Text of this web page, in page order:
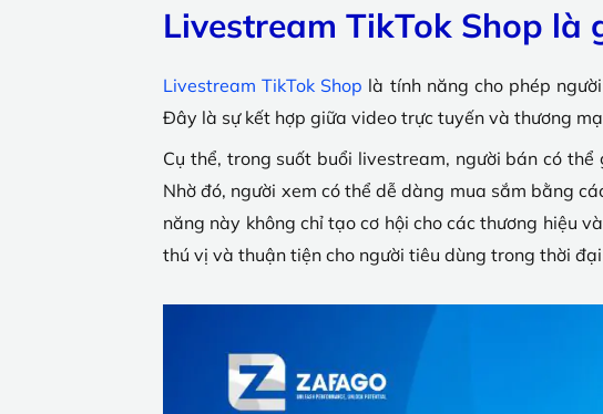
Livestream TikTok Shop là
Livestream TikTok Shop là tính năng cho phép
Đây là sự kết hợp giữa video trực tuyến và thương
Cụ thể, trong suốt buổi livestream, người bán có
Nhờ đó, người xem có thể dễ dàng mua sắm bằng
năng này không chỉ tạo cơ hội cho các thương hiệu
thú vị và thuận tiện cho người tiêu dùng trong thời đại